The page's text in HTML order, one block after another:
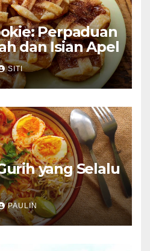
Perpaduan
dan Isian Apel
SITI
yang Selalu
PAULIN